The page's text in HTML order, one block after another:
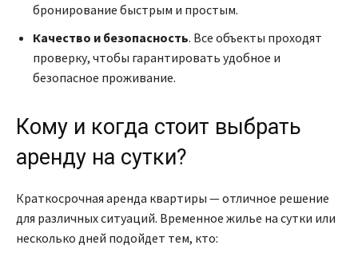
бронирование быстрым и простым.
Качество и безопасность. Все объекты проходят
проверку, чтобы гарантировать удобное и
безопасное проживание.
Кому и когда стоит выбрать
аренду на сутки?
Краткосрочная аренда квартиры — отличное решение
для различных ситуаций. Временное жилье на сутки или
несколько дней подойдет тем, кто: